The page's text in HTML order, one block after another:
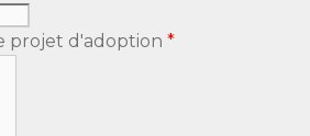
projet d'adoption *